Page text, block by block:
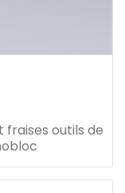
fraises outils de